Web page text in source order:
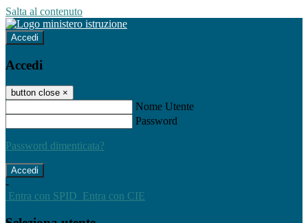
Salta al contenuto
Accedi
Accedi
button close ×
Nome Utente
Password
Password dimenticata?
-
Entra con SPID Entra con CIE